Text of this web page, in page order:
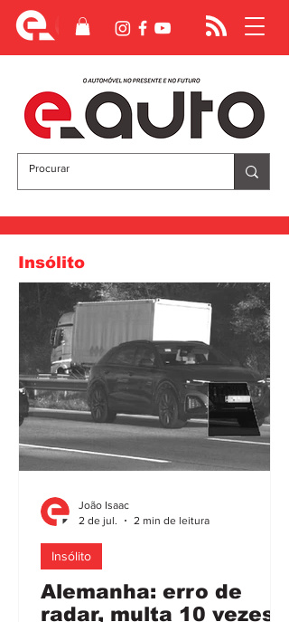
Insólito
Alemanha: erro de
radar, multa 10 vezes
Insólito
João Isaac
2 de jul.
2 min de leitura